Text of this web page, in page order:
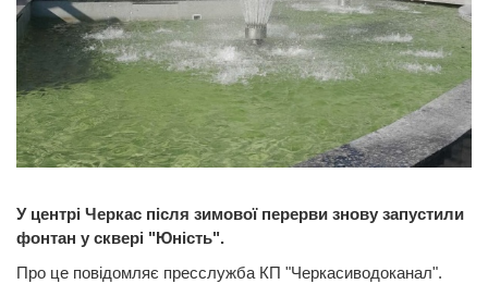
У центрі Черкас після зимової перерви знову запустили
фонтан у сквері "Юність".
Про це повідомляє пресслужба КП "Черкасиводоканал".